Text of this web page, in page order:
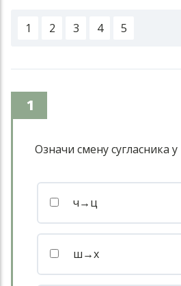
1 2 3 4 5
1
Означи смену сугласника
ч→ц
ш→х